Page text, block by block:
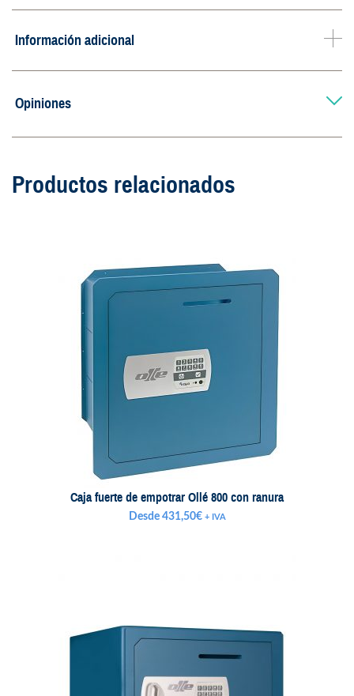
Información adicional
Opiniones
Productos relacionados
Caja fuerte de empotrar Ollé 800 con ranura
Desde431,50€ + IVA